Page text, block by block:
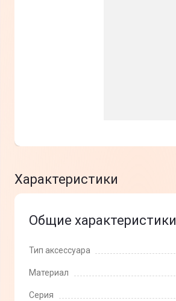
Характеристики
Общие характеристики
Тип аксессуара
Материал
Серия